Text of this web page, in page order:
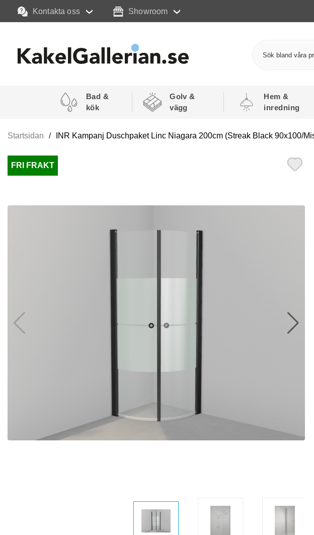
Kontakta oss Showroom
Bad &
kök
Golv &
vägg
Hem &
inredning
Startsidan INR Kampanj Duschpaket Linc Niagara 200cm (Streak Black 90x100/
FRI FRAKT